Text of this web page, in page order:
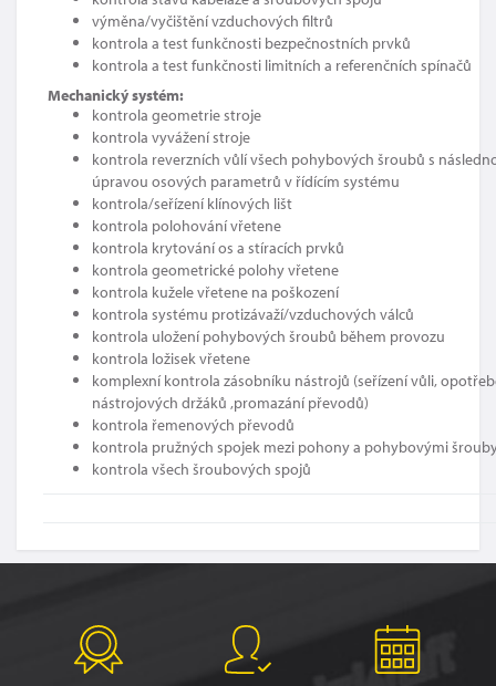
výměna/vyčištění vzduchových filtrů
kontrola a test funkčnosti bezpečnostních prvků
kontrola a test funkčnosti limitních a referenčních spínačů
Mechanický systém:
kontrola geometrie stroje
kontrola vyvážení stroje
kontrola reverzních vůlí všech pohybových šroubů s
úpravou osových parametrů v řídícím systému
kontrola/seřízení klínových lišt
kontrola polohování vřetene
kontrola krytování os a stíracích prvků
kontrola geometrické polohy vřetene
kontrola kužele vřetene na poškození
kontrola systému protizávaží/vzduchových válců
kontrola uložení pohybových šroubů během provozu
kontrola ložisek vřetene
komplexní kontrola zásobníku nástrojů (seřízení vůli,
nástrojových držáků ,promazání převodů)
kontrola řemenových převodů
kontrola pružných spojek mezi pohony a pohybovými
kontrola všech šroubových spojů